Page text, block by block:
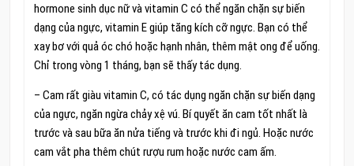
hormone sinh dục nữ và vitamin C có thể ngăn chặn sự biến
dạng của ngực, vitamin E giúp tăng kích cỡ ngực. Bạn có thể
xay bơ với quả óc chó hoặc hạnh nhân, thêm mật ong để uống.
Chỉ trong vòng 1 tháng, bạn sẽ thấy tác dụng.
– Cam rất giàu vitamin C, có tác dụng ngăn chặn sự biến dạng
của ngực, ngăn ngừa chảy xệ vú. Bí quyết ăn cam tốt nhất là
trước và sau bữa ăn nửa tiếng và trước khi đi ngủ. Hoặc nước
cam vắt pha thêm chút rượu rum hoặc nước cam ấm.